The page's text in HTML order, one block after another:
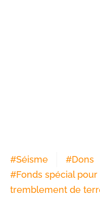
#Séisme #Dons
#Fonds spécial
tremblement de